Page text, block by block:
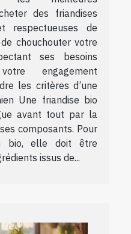
des friandises
respectueuses de
chouchouter votre
ses besoins
engagement
les critères d’une
Une friandise bio
avant tout par la
composants. Pour
bio, elle doit être
issus de...